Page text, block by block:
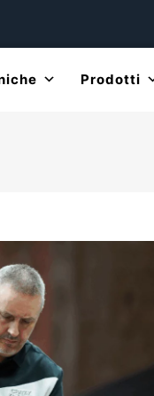
Prodotti